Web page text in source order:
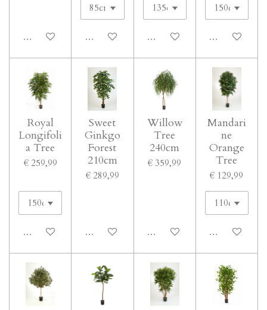
In winkelwagen In winkelwagen In winkelwagen In
Royal
Longifoli
a Tree
€ 259,99
In winkelwagen
Sweet
Ginkgo
Forest
210cm
€ 289,99
In winkelwagen
Willow
Tree
240cm
€ 359,99
In winkelwagen
Mandari
ne
Orange
Tree
€ 129,99
In